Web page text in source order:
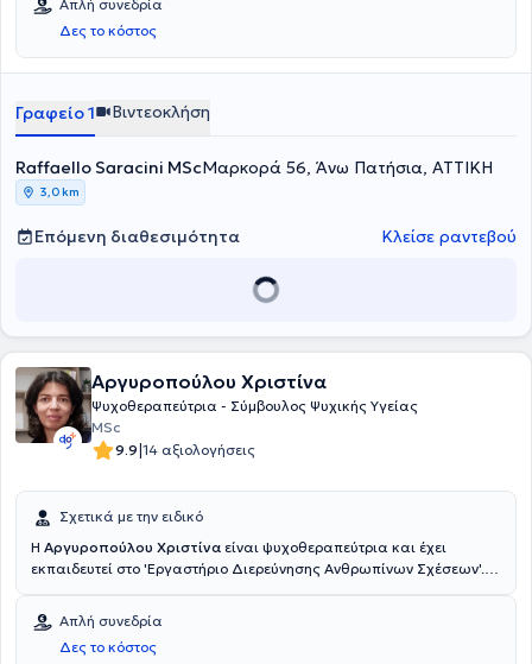
Απλή συνεδρία
Δες το κόστος
Γραφείο 1 Βιντεοκλήση
Raffaello Saracini MScΜαρκορά 56, Άνω Πατήσια, ΑΤΤΙΚΗ
3,0 km
Επόμενη διαθεσιμότητα Κλείσε ραντεβού
Αργυροπούλου Χριστίνα
Ψυχοθεραπεύτρια - Σύμβουλος Ψυχικής Υγείας
MSc
9.9|14 αξιολογήσεις
Σχετικά με την ειδικό
Η Αργυροπούλου Χριστίνα είναι ψυχοθεραπεύτρια και έχει
εκπαιδευτεί στο 'Εργαστήριο Διερεύνησης Ανθρωπίνων Σχέσεων'.
of Science in Psychology και στην ψυχοεκπαίδευση παιδιών και
εφήβων με αυτισμό - Master of Education in Autism. Έχει εργαστεί
σε κέντρα ειδικών θεραπειών. Τα τελευταία χρόνια διατηρεί δικό
Απλή συνεδρία
Δες το κόστος